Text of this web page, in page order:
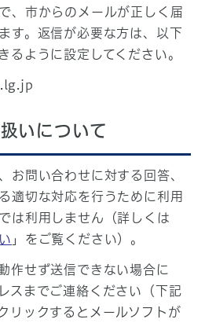
、市からのメールが正しく届
す。返信が必要な方は、以下
るように設定してください。
いについて
お問い合わせに対する回答、
適切な対応を行うために利用
は利用しません（詳しくは
」をご覧ください）。
作せず送信できない場合に
スまでご連絡ください（下記
リックするとメールソフトが